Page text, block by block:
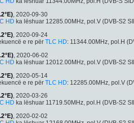
, 2020-09-30
HD ka lëshuar 12285.00MHz, pol.V (DVB-S2
, 2020-09-24
e re për TLC HD: 11344.00MHz, pol.H
, 2020-06-02
HD ka lëshuar 12012.00MHz, pol.V (DVB-S2
, 2020-05-14
e re për TLC HD: 12285.00MHz, pol.V
, 2020-03-26
HD ka lëshuar 11719.50MHz, pol.H (DVB-S2
, 2020-02-02